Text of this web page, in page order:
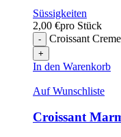
Süssigkeiten
2,00 €pro Stück
Croissant
In den Warenkorb
Auf Wunschliste
Croissant